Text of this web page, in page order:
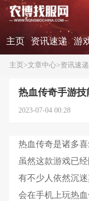
主页 资讯速递 游
主页>文章中心>资讯速递
热血传奇手游技
2023-07-04 00:28
热血传奇是诸多
虽然这款游戏已
有不少人依然沉
会在手机上玩热